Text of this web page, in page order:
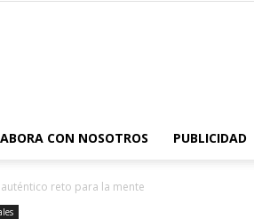
CON NOSOTROS PUBLICIDAD
reto para la mente